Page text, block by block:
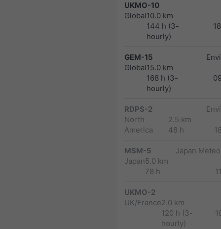
UKMO-10
Global10.0 km
144 h (3-
hourly)
GEM-15
Global15.0 km
168 h (3-
hourly)
RDPS-2
North
America
2.5 km
48 h
MSM-5
Japan5.0 km
78 h
Japan
UKMO-2
UK/France2.0 km
120 h (3-
hourly)